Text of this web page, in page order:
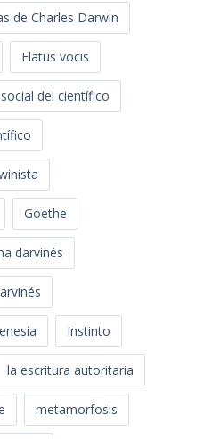
de Charles Darwin
Flatus vocis
del científico
Goethe
darvinés
Instinto
la escritura autoritaria
metamorfosis